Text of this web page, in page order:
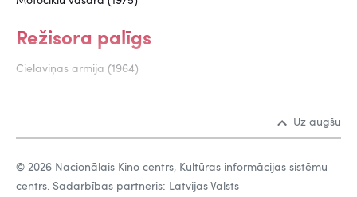
Režisora palīgs
Cielaviņas armija (1964)
Uz augšu
© 2026 Nacionālais Kino centrs, Kultūras informācijas sistēmu
centrs. Sadarbības partneris: Latvijas Valsts